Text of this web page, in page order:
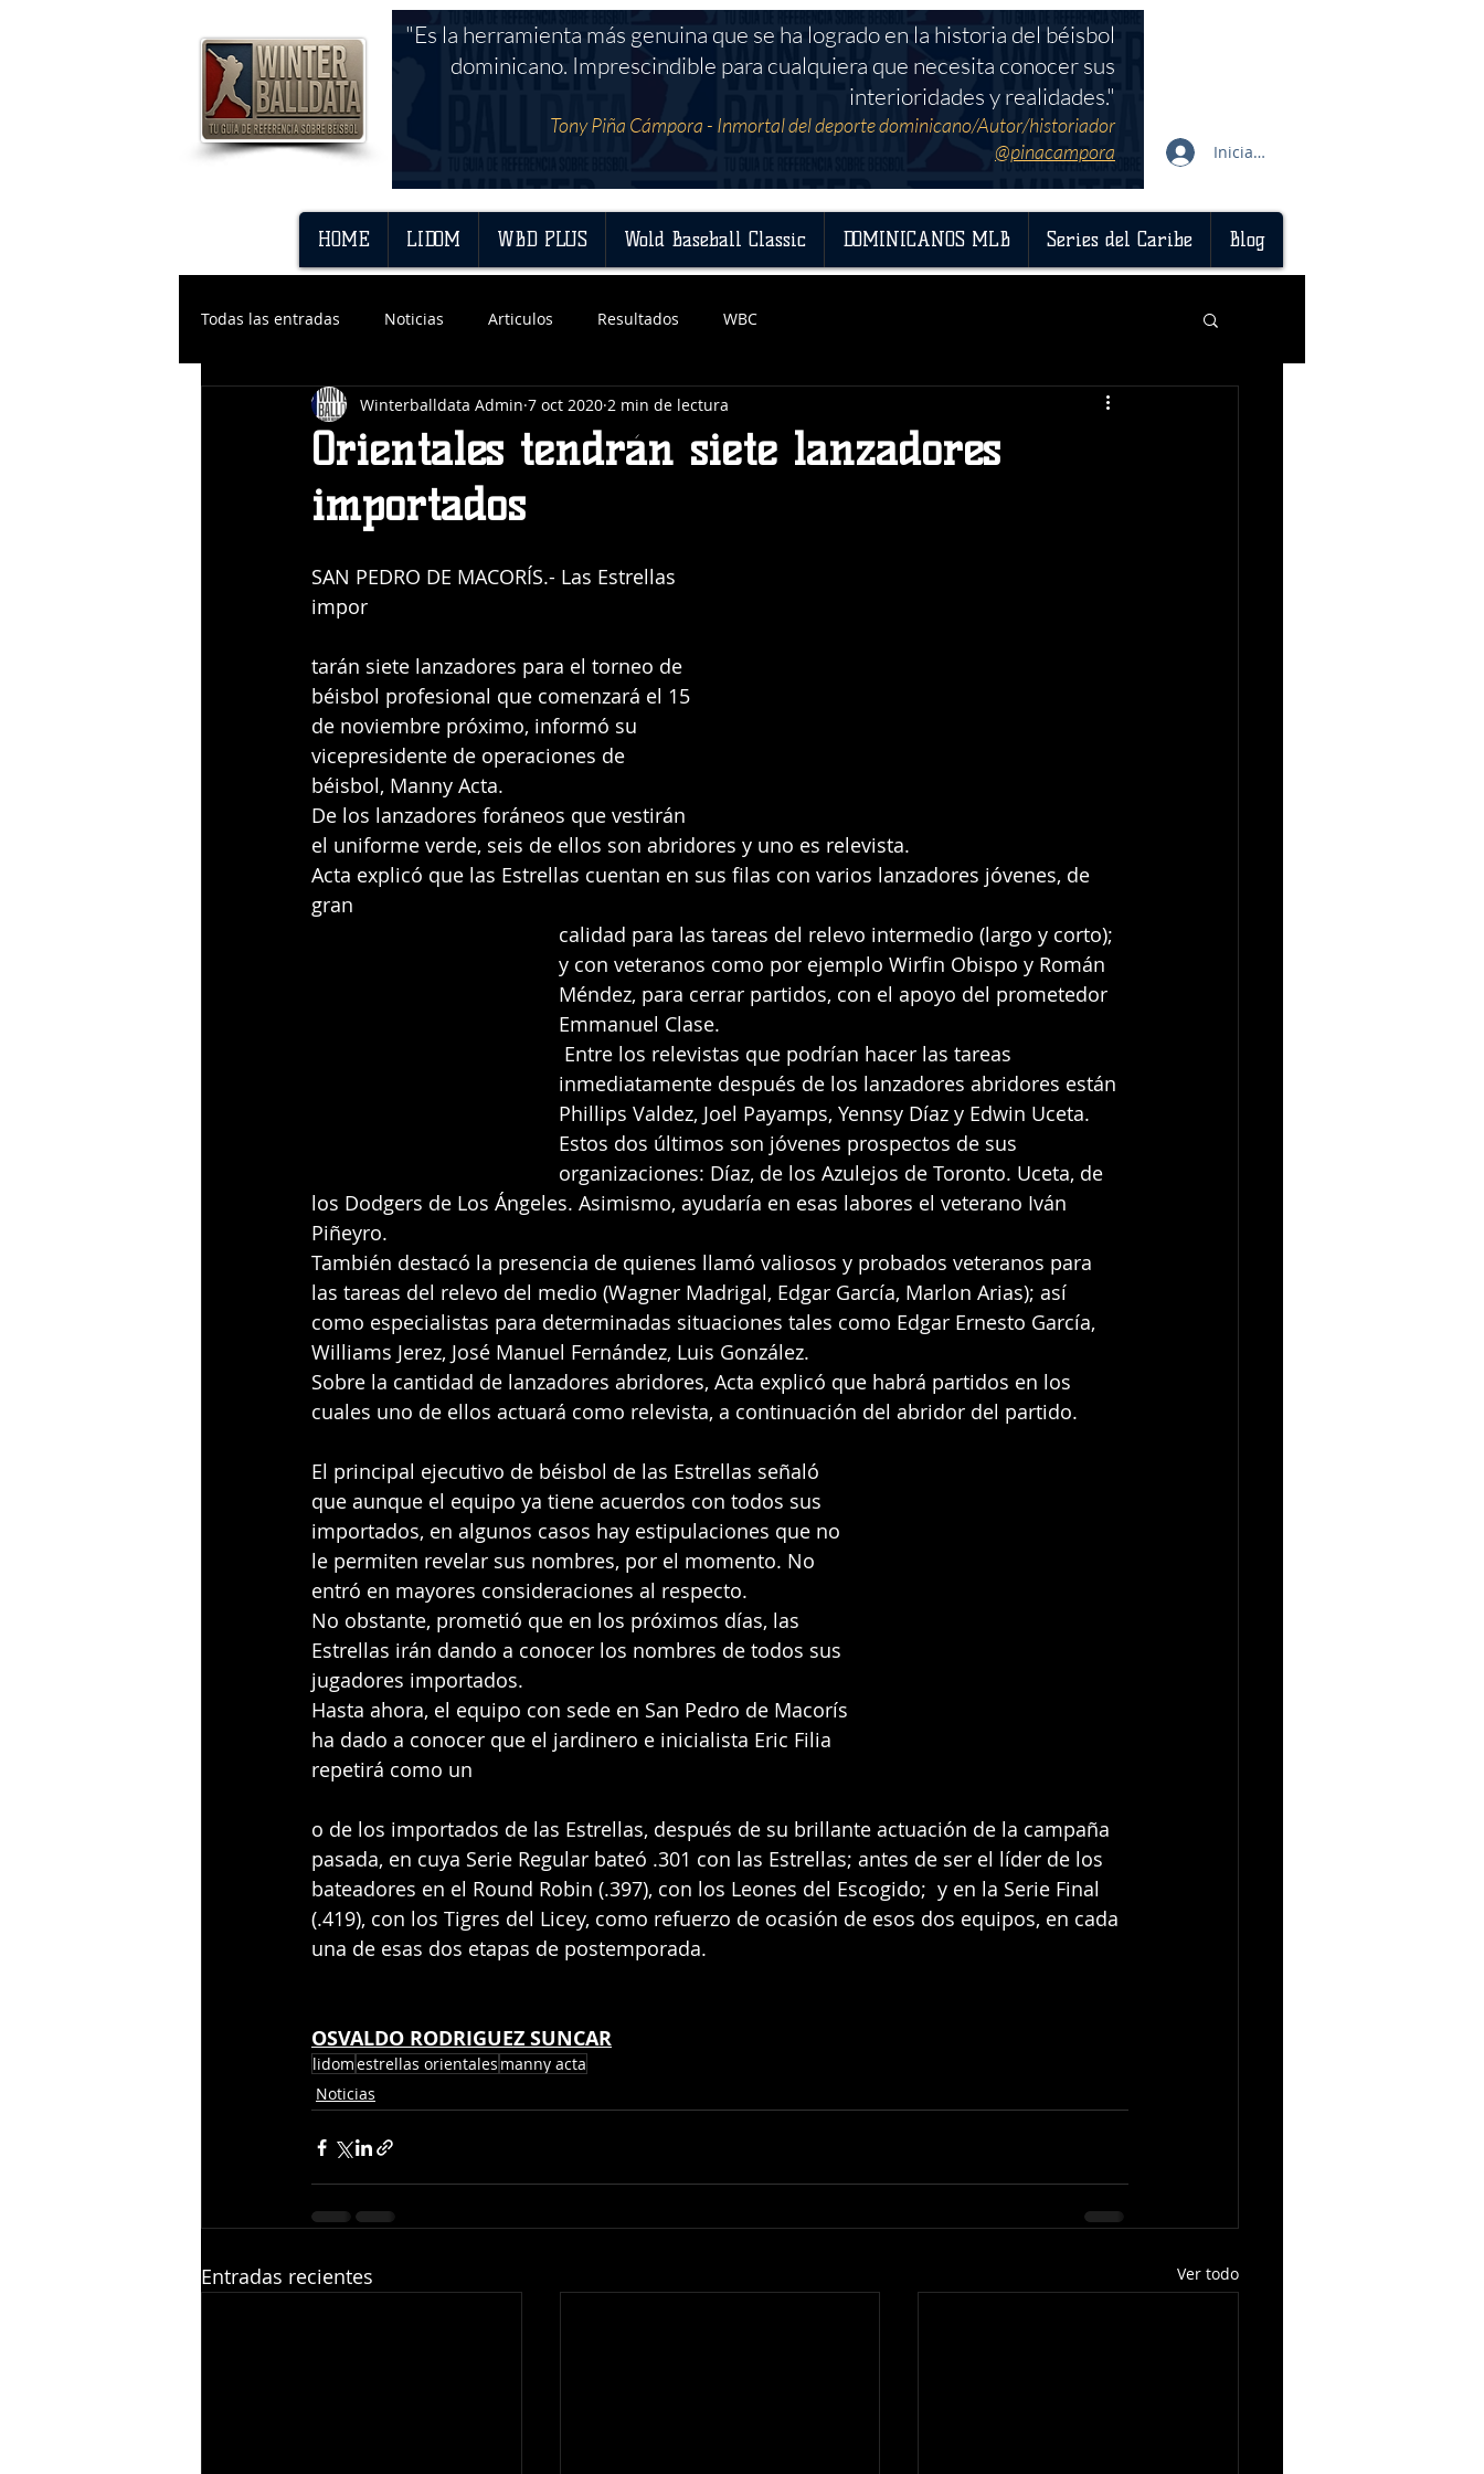
Iniciar sesión
HOME LIDOM WBD PLUS Wold Baseball Classic DOMINICANOS MLB Series del Caribe Blog
"Es la herramienta más genuina que se ha logrado en la historia del béisbol
dominicano. Imprescindible para cualquiera que necesita conocer sus
interioridades y realidades."
Tony Piña Cámpora - Inmortal del deporte dominicano/Autor/historiador
@pinacampora
Todas las entradas Noticias Articulos Resultados WBC
Orientales tendrán siete lanzadores
importados
Winterballdata Admin 7 oct 2020 2 min de lectura
SAN PEDRO DE MACORÍS.- Las Estrellas
impor
tarán siete lanzadores para el torneo de
béisbol profesional que comenzará el 15
de noviembre próximo, informó su
vicepresidente de operaciones de
béisbol, Manny Acta.
De los lanzadores foráneos que vestirán
el uniforme verde, seis de ellos son abridores y uno es relevista.
Acta explicó que las Estrellas cuentan en sus filas con varios lanzadores jóvenes, de
gran
calidad para las tareas del relevo intermedio (largo y corto);
y con veteranos como por ejemplo Wirfin Obispo y Román
Méndez, para cerrar partidos, con el apoyo del prometedor
Emmanuel Clase.
inmediatamente después de los lanzadores abridores están
Phillips Valdez, Joel Payamps, Yennsy Díaz y Edwin Uceta.
Estos dos últimos son jóvenes prospectos de sus
organizaciones: Díaz, de los Azulejos de Toronto. Uceta, de
los Dodgers de Los Ángeles. Asimismo, ayudaría en esas labores el veterano Iván
Piñeyro.
También destacó la presencia de quienes llamó valiosos y probados veteranos para
las tareas del relevo del medio (Wagner Madrigal, Edgar García, Marlon Arias); así
como especialistas para determinadas situaciones tales como Edgar Ernesto García,
Williams Jerez, José Manuel Fernández, Luis González.
Sobre la cantidad de lanzadores abridores, Acta explicó que habrá partidos en los
cuales uno de ellos actuará como relevista, a continuación del abridor del partido.
El principal ejecutivo de béisbol de las Estrellas señaló
que aunque el equipo ya tiene acuerdos con todos sus
importados, en algunos casos hay estipulaciones que no
le permiten revelar sus nombres, por el momento. No
entró en mayores consideraciones al respecto.
No obstante, prometió que en los próximos días, las
Estrellas irán dando a conocer los nombres de todos sus
jugadores importados.
Hasta ahora, el equipo con sede en San Pedro de Macorís
ha dado a conocer que el jardinero e inicialista Eric Filia
repetirá como un
o de los importados de las Estrellas, después de su brillante actuación de la campaña
pasada, en cuya Serie Regular bateó .301 con las Estrellas; antes de ser el líder de los
bateadores en el Round Robin (.397), con los Leones del Escogido;  y en la Serie Final
(.419), con los Tigres del Licey, como refuerzo de ocasión de esos dos equipos, en cada
una de esas dos etapas de postemporada.
OSVALDO RODRIGUEZ SUNCAR
lidomestrellas orientales manny acta
Noticias
Entradas recientes Ver todo